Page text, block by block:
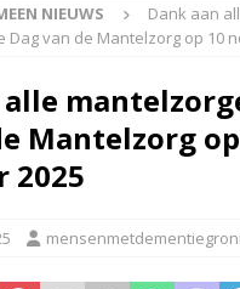
NIEUWS
Dank aan
Dag van de Mantelzorg op 10
Mantelzorg
2025